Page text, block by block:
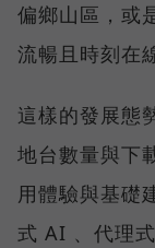
偏鄉山區，或
流暢且時刻在
這樣的發展態
地台數量與下
用體驗與基礎
式 AI 、代理